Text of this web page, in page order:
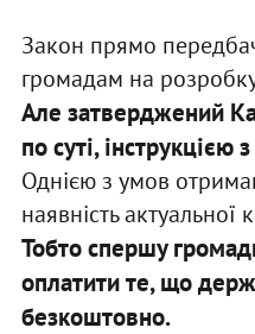
Закон прямо
громадам на
Але затверджений
по суті, інструкцією
Однією з умов
наявність актуальної
Тобто спершу
оплатити те, що
безкоштовно.